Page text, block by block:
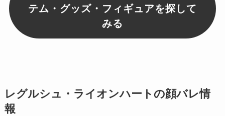
テム・グッズ・フィギュアを探して
みる
レグルシュ・ライオンハートの顔バレ情
報